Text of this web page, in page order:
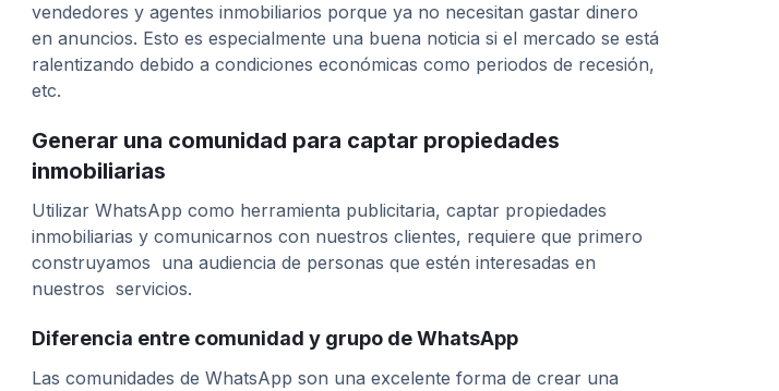
vendedores y agentes inmobiliarios porque ya no necesitan gastar dinero
en anuncios. Esto es especialmente una buena noticia si el mercado se está
ralentizando debido a condiciones económicas como periodos de recesión,
etc.
Generar una comunidad para captar propiedades
inmobiliarias
Utilizar WhatsApp como herramienta publicitaria, captar propiedades
inmobiliarias y comunicarnos con nuestros clientes, requiere que primero
construyamos una audiencia de personas que estén interesadas en
nuestros servicios.
Diferencia entre comunidad y grupo de WhatsApp
Las comunidades de WhatsApp son una excelente forma de crear una